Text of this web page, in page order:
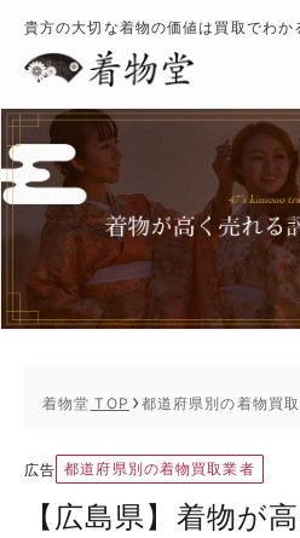
貴方の大切な着物の価値は買取でわか
着物堂 TOP 都道府県別の着物買
広告 都道府県別の着物買取業者
【広島県】着物が